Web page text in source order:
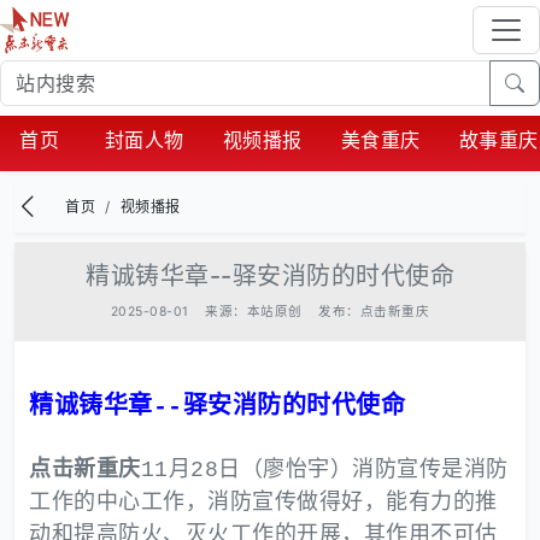
首页 封面人物 视频播报 美食重庆 故事重庆
首页 视频播报
精诚铸华章--驿安消防的时代使命
2025-08-01 来源：本站原创 发布：点击新重庆
精诚铸华章--驿安消防的时代使命
点击新重庆11月28日（廖怡宇）消防宣传是消防
工作的中心工作，消防宣传做得好，能有力的推